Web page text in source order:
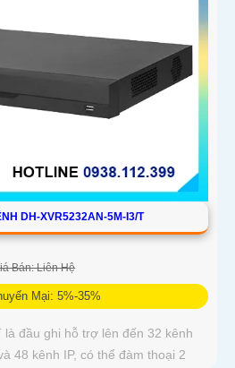
DH-XVR5232AN-5M-I3/T
Bán: Liên Hệ
Mại: 5%-35%
là đầu ghi hỗ trợ lên đến 32 kênh
48 kênh IP, có thể đàm thoại 2